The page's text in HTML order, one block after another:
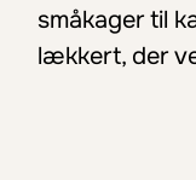
småkager til
lækkert, der